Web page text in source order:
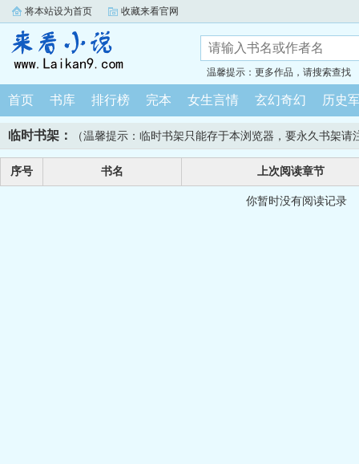
将本站设为首页 收藏来看官网
温馨提示：更多作品，请搜索查找
首页 书库 排行榜 完本 女生言情 玄幻奇幻 历史
临时书架： （温馨提示：临时书架只能存于本浏览器，要永久书架
序号 书名 上次阅读章节
你暂时没有阅读记录